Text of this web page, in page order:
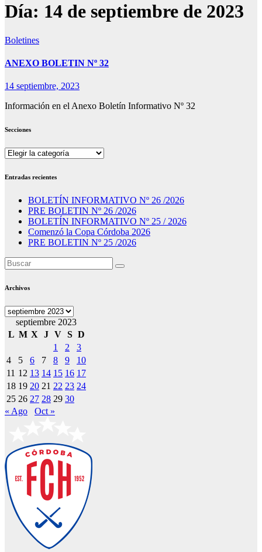
Día: 14 de septiembre de 2023
Boletines
ANEXO BOLETIN Nº 32
14 septiembre, 2023
Información en el Anexo Boletín Informativo Nº 32
Secciones
Secciones
Entradas recientes
BOLETÍN INFORMATIVO Nº 26 /2026
PRE BOLETIN Nº 26 /2026
BOLETÍN INFORMATIVO Nº 25 / 2026
Comenzó la Copa Córdoba 2026
PRE BOLETIN Nº 25 /2026
Archivos
Archivos
septiembre 2023
L M X J V S D
1
2
3
4
5 6 7 8 9
10
11 12 13 14 15 16 17
18 19 20 21 22 23 24
25 26 27 28 29 30
« Ago
Oct »